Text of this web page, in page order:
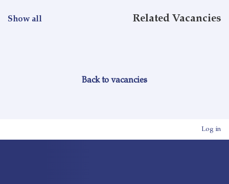
Related Vacancies
Show all
Back to vacancies
User account menu
Log in